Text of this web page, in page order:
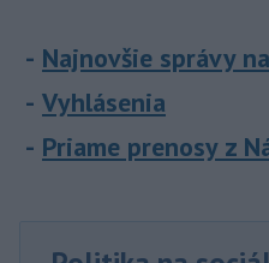
Najnovšie správy
Vyhlásenia
Priame prenosy z